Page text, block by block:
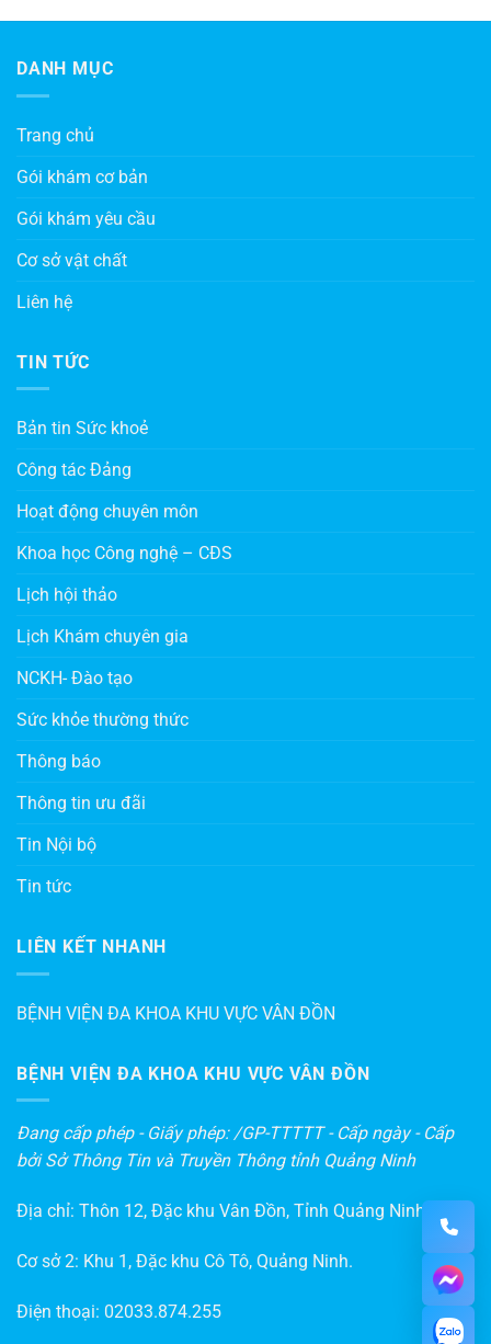
DANH MỤC
Trang chủ
Gói khám cơ bản
Gói khám yêu cầu
Cơ sở vật chất
Liên hệ
TIN TỨC
Bản tin Sức khoẻ
Công tác Đảng
Hoạt động chuyên môn
Khoa học Công nghệ – CĐS
Lịch hội thảo
Lịch Khám chuyên gia
NCKH- Đào tạo
Sức khỏe thường thức
Thông báo
Thông tin ưu đãi
Tin Nội bộ
Tin tức
LIÊN KẾT NHANH
BỆNH VIỆN ĐA KHOA KHU VỰC VÂN ĐỒN
BỆNH VIỆN ĐA KHOA KHU VỰC VÂN ĐỒN
Đang cấp phép - Giấy phép: /GP-TTTTT - Cấp ngày - Cấp
bởi Sở Thông Tin và Truyền Thông tỉnh Quảng Ninh
Địa chỉ: Thôn 12, Đặc khu Vân Đồn, Tỉnh Quảng Ninh
Cơ sở 2: Khu 1, Đặc khu Cô Tô, Quảng Ninh.
Điện thoại: 02033.874.255